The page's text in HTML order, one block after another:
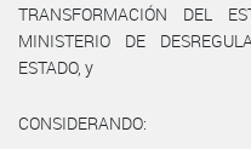
TRANSFORMACIÓN DEL
MINISTERIO DE
ESTADO, y
CONSIDERANDO: